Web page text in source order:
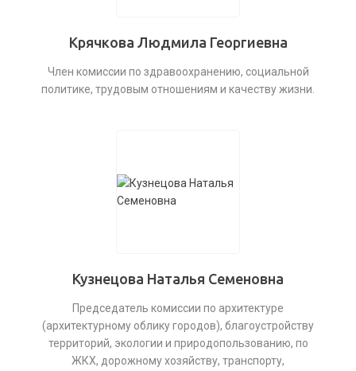
Крячкова Людмила Георгиевна
Член комиссии по здравоохранению, социальной
политике, трудовым отношениям и качеству жизни.
Кузнецова Наталья Семеновна
Председатель комиссии по архитектуре
(архитектурному облику городов), благоустройству
территорий, экологии и природопользованию, по
ЖКХ, дорожному хозяйству, транспорту,